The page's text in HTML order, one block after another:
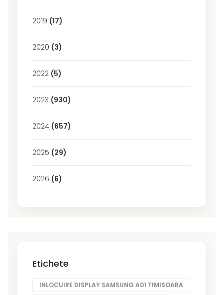
2019 (17)
2020 (3)
2022 (5)
2023 (930)
2024 (657)
2025 (29)
2026 (6)
Etichete
INLOCUIRE DISPLAY SAMSUNG A01 TIMISOARA